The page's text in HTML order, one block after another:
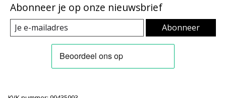
Abonneer je op onze nieuwsbrief
Abonneer